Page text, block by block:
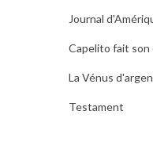
Journal
Capelito fait son
La Vénus
Testament